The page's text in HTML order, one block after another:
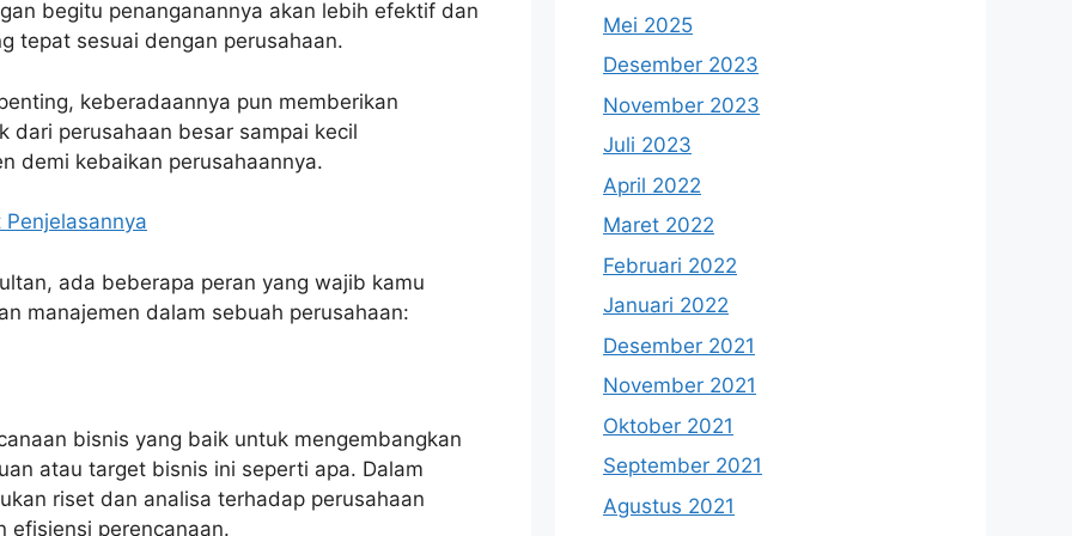
begitu penanganannya akan lebih efektif dan
tepat sesuai dengan perusahaan.
keberadaannya pun memberikan
dari perusahaan besar sampai kecil
demi kebaikan perusahaannya.
ada beberapa peran yang wajib kamu
manajemen dalam sebuah perusahaan:
bisnis yang baik untuk mengembangkan
atau target bisnis ini seperti apa. Dalam
riset dan analisa terhadap perusahaan
efisiensi perencanaan.
Mei 2025
Desember 2023
November 2023
Juli 2023
April 2022
Maret 2022
Februari 2022
Januari 2022
Desember 2021
November 2021
Oktober 2021
September 2021
Agustus 2021